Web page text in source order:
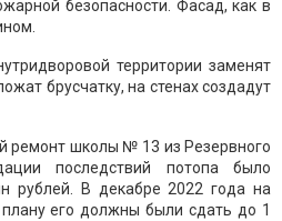
безопасности. Фасад, как в
территории заменят
брусчатку, на стенах создадут
ремонт школы № 13 из Резервного
последствий потопа было
рублей. В декабре 2022 года на
его должны были сдать до 1